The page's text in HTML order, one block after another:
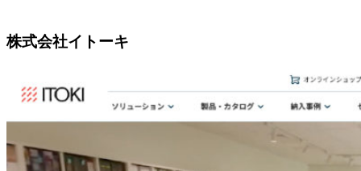
株式会社イトーキ